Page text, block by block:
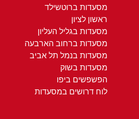
מסעדות ברוטשילד
ראשון לציון
מסעדות בגליל העליון
מסעדות ברחוב הארבעה
מסעדות בנמל תל אביב
מסעדות בשוק
הפשפשים ביפו
לוח דרושים במסעדות